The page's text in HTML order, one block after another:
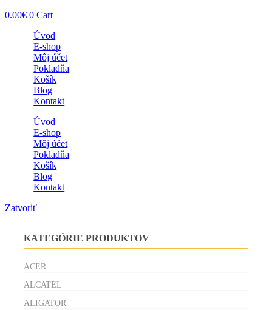
0.00€ 0 Cart
Úvod
E-shop
Môj účet
Pokladňa
Košík
Blog
Kontakt
Úvod
E-shop
Môj účet
Pokladňa
Košík
Blog
Kontakt
Zatvoriť
KATEGÓRIE PRODUKTOV
ACER
ALCATEL
ALIGATOR